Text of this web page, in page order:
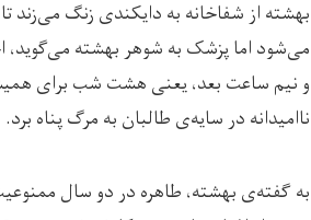
بهشته از شفاخانه به دایکندی زنگ می‌زند
می‌شود اما پزشک به شوهر بهشته می‌گوید،
و نیم ساعت بعد، یعنی هشت شب برای
ناامیدانه در سایه‌ی طالبان به مرگ پناه برد.
به گفته‌ی بهشته، طاهره در دو سال